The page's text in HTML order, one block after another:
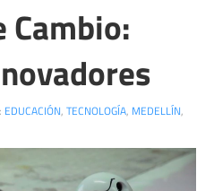
Cambio:
EDUCACIÓN, TECNOLOGÍA, MEDELLÍN,